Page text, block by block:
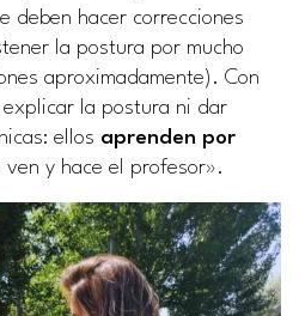
deben hacer correcciones
la postura por mucho
aproximadamente). Con
la postura ni dar
ellos aprenden por
ven y hace el profesor».